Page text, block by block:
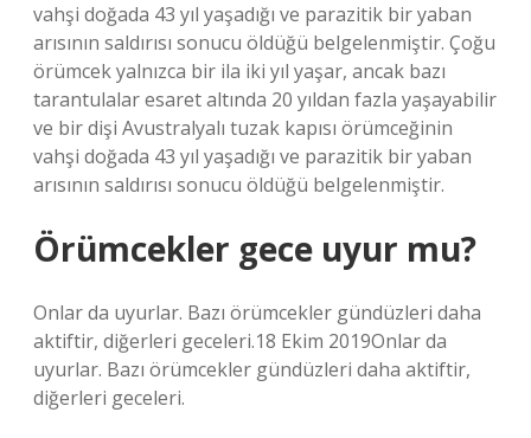
vahşi doğada 43 yıl yaşadığı ve parazitik bir yaban
arısının saldırısı sonucu öldüğü belgelenmiştir. Çoğu
örümcek yalnızca bir ila iki yıl yaşar, ancak bazı
tarantulalar esaret altında 20 yıldan fazla yaşayabilir
ve bir dişi Avustralyalı tuzak kapısı örümceğinin
vahşi doğada 43 yıl yaşadığı ve parazitik bir yaban
arısının saldırısı sonucu öldüğü belgelenmiştir.
Örümcekler gece uyur mu?
Onlar da uyurlar. Bazı örümcekler gündüzleri daha
aktiftir, diğerleri geceleri.18 Ekim 2019Onlar da
uyurlar. Bazı örümcekler gündüzleri daha aktiftir,
diğerleri geceleri.